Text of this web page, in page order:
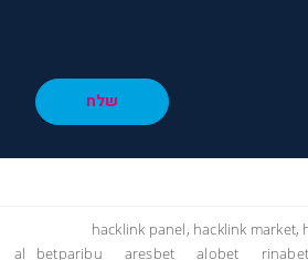
שלח
hacklink panel, hacklink market,
al
betparibu aresbet alobet rinabet